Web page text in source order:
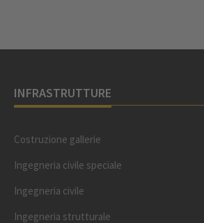
INFRASTRUTTURE
Costruzione gallerie
Ingegneria civile speciale
Ingegneria civile
Ingegneria strutturale